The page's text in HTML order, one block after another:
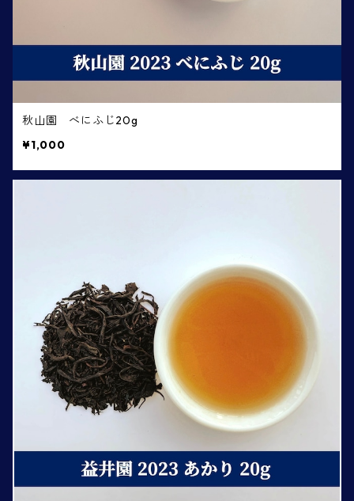
秋山園 べにふじ20g
¥1,000